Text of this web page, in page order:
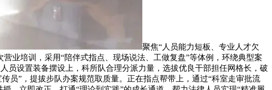
聚焦“人员能力短板、专业人才欠
业培训，采用“陪伴式指点、现场说法、工做复盘”等体例，环绕典型案
员设置装备摆设上，科所队合理分派力量，选拔优良干部担任网格长，破
员”，提拔步队办案规范取质量。正在指点帮带上，通过“科室走审批流